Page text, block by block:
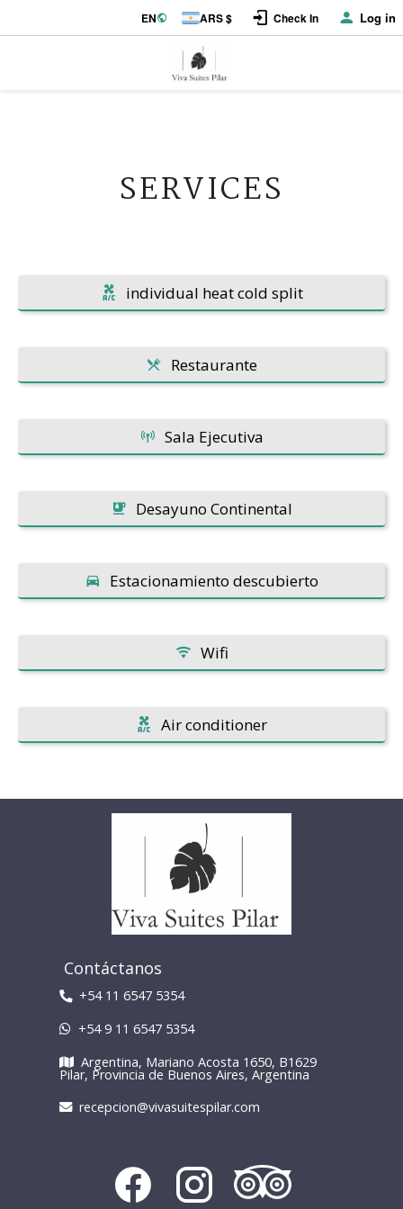
EN ARS $ Check In Log in
SERVICES
individual heat cold split
Restaurante
Sala Ejecutiva
Desayuno Continental
Estacionamiento descubierto
Wifi
Air conditioner
Contáctanos
+54 11 6547 5354
+54 9 11 6547 5354
Argentina, Mariano Acosta 1650, B1629
Pilar, Provincia de Buenos Aires, Argentina
recepcion@vivasuitespilar.com